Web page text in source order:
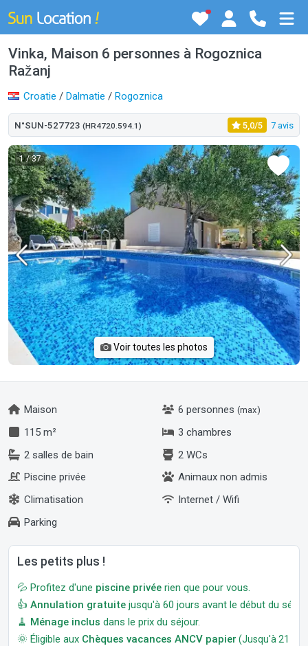
Vinka, Maison 6 personnes à Rogoznica
Ražanj
Croatie / Dalmatie / Rogoznica
N°SUN-527723 (HR4720.594.1) 5,0/5 7 avis
1/ 37
Voir toutes les photos
Maison 6 personnes (max)
115 m²
3 chambres
2 salles de bain
2 WCs
Piscine privée
Animaux non admis
Climatisation
Internet / Wifi
Parking
Les petits plus !
💦 Profitez d'une piscine privée rien que pour vous.
👍 Annulation gratuite jusqu'à 60 jours avant le début du
🧹 Ménage inclus dans le prix du séjour.
🌞 Éligible aux Chèques vacances ANCV papier (Jusqu'à 21